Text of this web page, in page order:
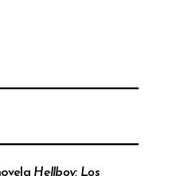
Hellboy: Los